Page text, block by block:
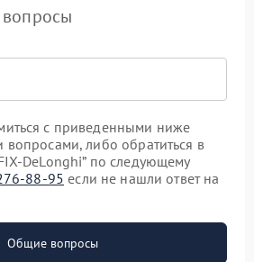
вопросы
с приведенными ниже
вопросами, либо обратиться в
DeLonghi” по следующему
88-95 если не нашли ответ на
Общие вопросы